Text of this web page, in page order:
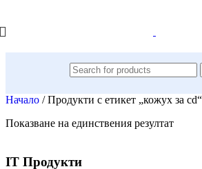
Начало / Продукти с етикет „кожух за cd“
Показване на единствения резултат
IT Продукти